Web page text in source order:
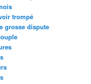
trompé
grosse dispute